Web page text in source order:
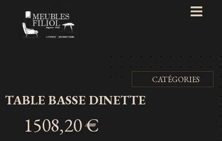
CATÉGORIES
TABLE BASSE DINETTE
1508,20 €